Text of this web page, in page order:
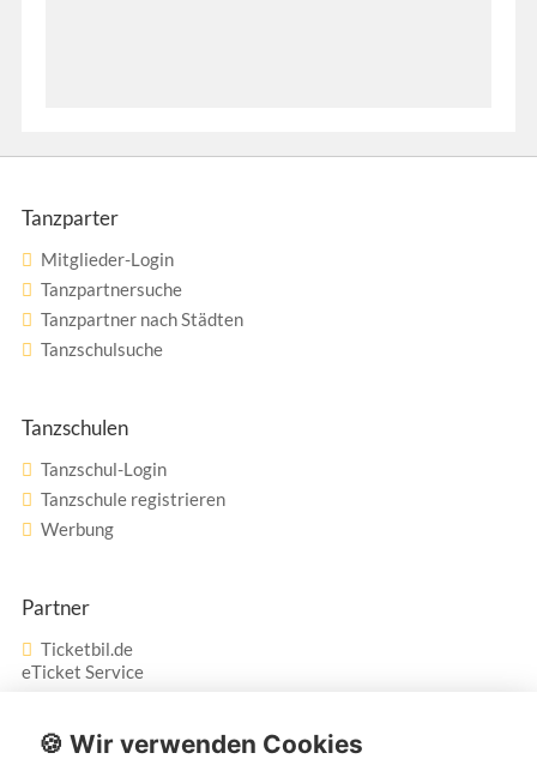
Tanzparter
Mitglieder-Login
Tanzpartnersuche
Tanzpartner nach Städten
Tanzschulsuche
Tanzschulen
Tanzschul-Login
Tanzschule registrieren
Werbung
Partner
Ticketbil.de
eTicket Service
Vertrag widerrufen
🍪 Wir verwenden Cookies